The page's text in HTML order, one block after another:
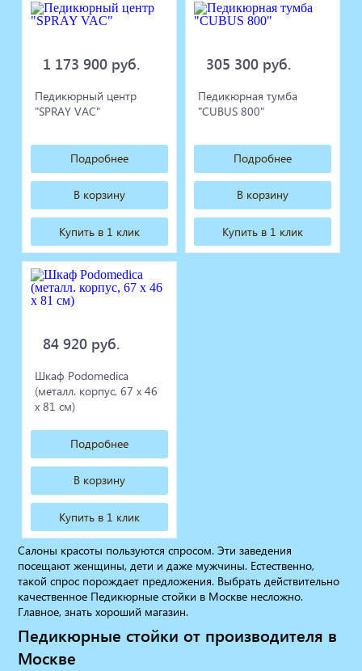
1 173 900 руб.
Педикюрный центр
"SPRAY VAC"
Подробнее
В корзину
Купить в 1 клик
305 300 руб.
Педикюрная тумба
"CUBUS 800"
Подробнее
В корзину
Купить в 1 клик
84 920 руб.
Шкаф Podomedica
(металл. корпус, 67 х 46
х 81 см)
Подробнее
В корзину
Купить в 1 клик
Салоны красоты пользуются спросом. Эти заведения
посещают женщины, дети и даже мужчины. Естественно,
такой спрос порождает предложения. Выбрать действительно
качественное Педикюрные стойки в Москве несложно.
Главное, знать хороший магазин.
Педикюрные стойки от производителя в
Москве